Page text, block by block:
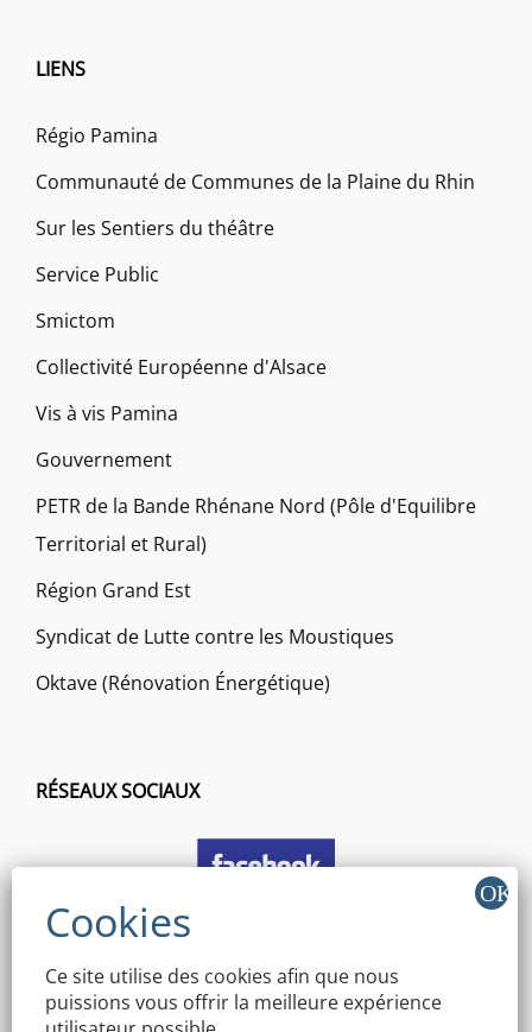
LIENS
Régio Pamina
Communauté de Communes de la Plaine du Rhin
Sur les Sentiers du théâtre
Service Public
Smictom
Collectivité Européenne d'Alsace
Vis à vis Pamina
Gouvernement
PETR de la Bande Rhénane Nord (Pôle d'Equilibre
Territorial et Rural)
Région Grand Est
Syndicat de Lutte contre les Moustiques
Oktave (Rénovation Énergétique)
RÉSEAUX SOCIAUX
Ce site utilise des cookies afin que nous
puissions vous offrir la meilleure expérience